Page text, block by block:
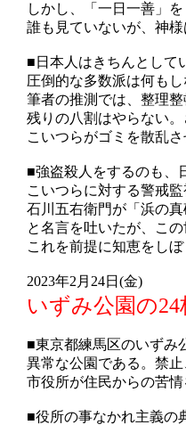
しかし、「一日一善」
誰も見ていないが、神
■日本人はきちんとして
圧倒的な多数派は何もし
筆者の推測では、整理整
残りの八割はやらない
こいつらがゴミを散乱さ
■強盗殺人をするのも、
こいつらに対する警戒
石川五右衛門が「浜の
と名言を吐いたが、こ
これを前提に知恵をし
2023年2月24日(金)
いずみ公園の24
■東京都練馬区のいずみ
異常な公園である。禁
市役所が住民からの苦
■役所の事なかれ主義の